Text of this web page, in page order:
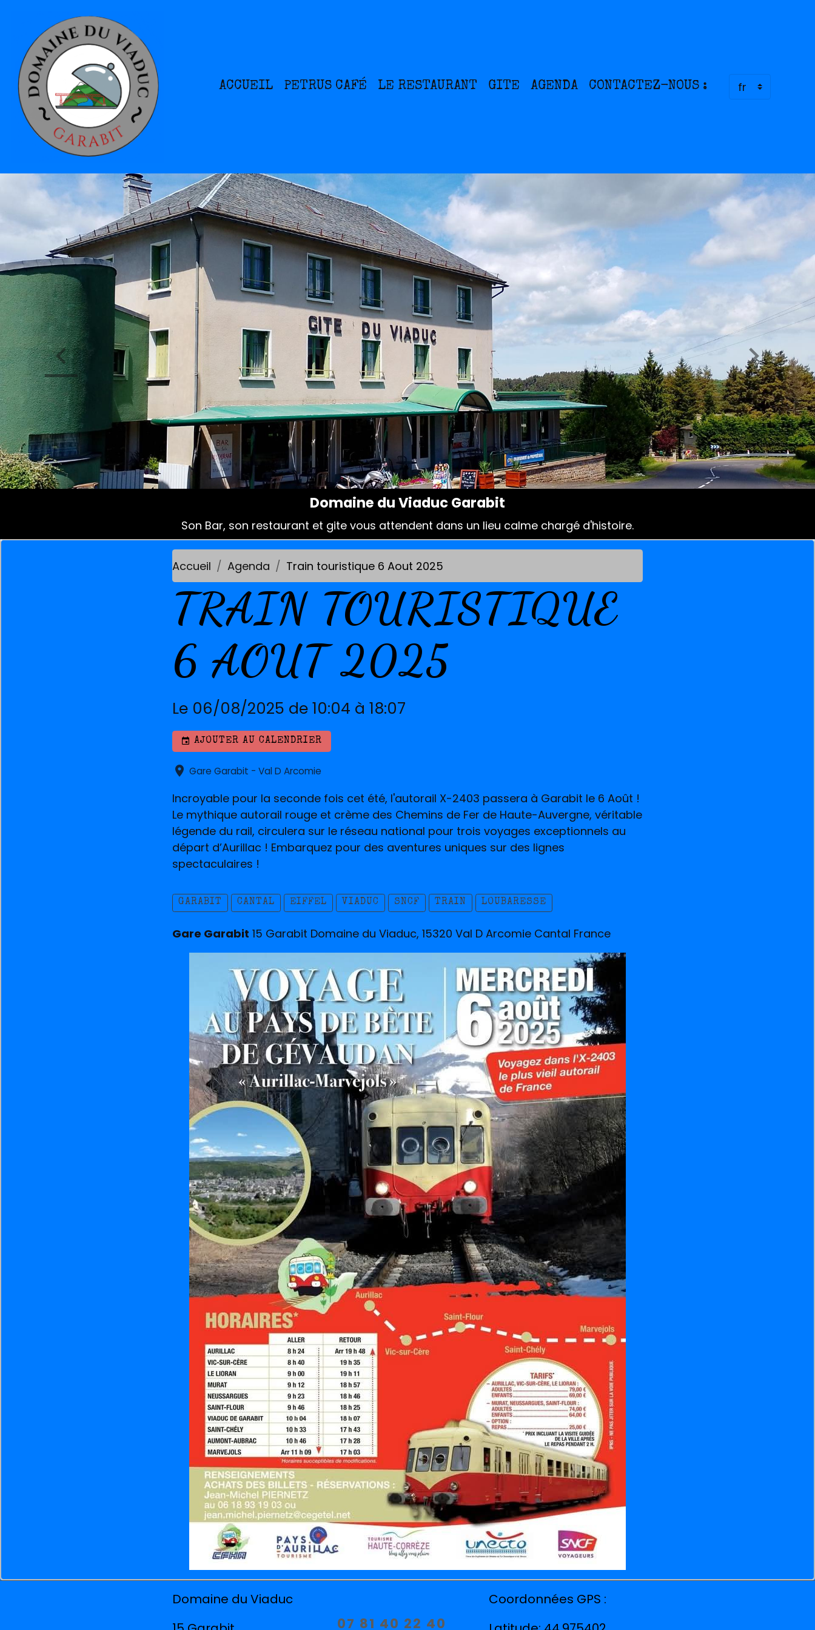
ACCUEIL PETRUS CAFÉ LE RESTAURANT GITE AGENDA CONTACTEZ-NOUS :
Domaine du Viaduc Garabit
Son Bar, son restaurant et gite vous attendent dans un lieu calme chargé d'histoire.
Accueil Agenda Train touristique 6 Aout 2025
TRAIN TOURISTIQUE
6 AOUT 2025
Le 06/08/2025 de 10:04 à 18:07
AJOUTER AU CALENDRIER
Gare Garabit - Val D Arcomie
Incroyable pour la seconde fois cet été, l'autorail X-2403 passera à Garabit le 6 Août !
Le mythique autorail rouge et crème des Chemins de Fer de Haute-Auvergne, véritable
légende du rail, circulera sur le réseau national pour trois voyages exceptionnels au
départ d’Aurillac ! Embarquez pour des aventures uniques sur des lignes
spectaculaires !
GARABIT CANTAL EIFFEL VIADUC SNCF TRAIN LOUBARESSE
Gare Garabit 15 Garabit Domaine du Viaduc, 15320 Val D Arcomie Cantal France
Domaine du Viaduc
07 81 40 22 40
Coordonnées GPS :